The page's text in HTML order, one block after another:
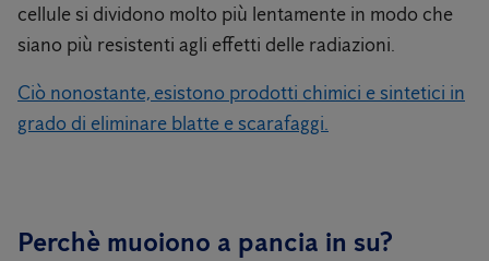
cellule si dividono molto più lentamente in modo che
siano più resistenti agli effetti delle radiazioni.
Ciò nonostante, esistono prodotti chimici e sintetici in
grado di eliminare blatte e scarafaggi.
Perchè muoiono a pancia in su?